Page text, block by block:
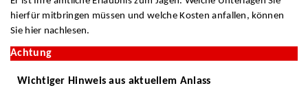
hierfür mitbringen müssen und welche Kosten anfallen, können
Sie hier nachlesen.
Achtung
Wichtiger Hinweis aus aktuellem Anlass